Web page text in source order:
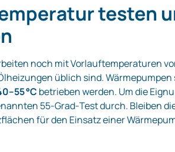
testen
noch mit Vorlauftemperaturen
üblich sind.
°C betrieben werden. Um die
55‑Grad‑Test durch. Bleiben
für den Einsatz einer